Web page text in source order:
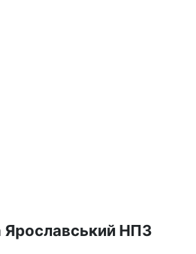
Ярославський НПЗ